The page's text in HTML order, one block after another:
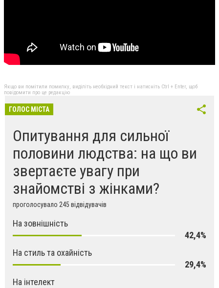
Якщо ви помітили помилку, виділіть необхідний текст і натисніть Ctrl + Enter, щоб
повідомити про це редакцію
ГОЛОС МІСТА
Опитування для сильної
половини людства: на що ви
звертаєте увагу при
знайомстві з жінками?
проголосувало 245 відвідувачів
На зовнішність
42,4%
На стиль та охайність
29,4%
На інтелект